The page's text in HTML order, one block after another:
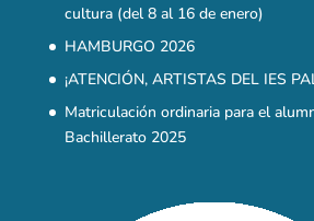
cultura (del 8 al 16 de enero)
HAMBURGO 2026
¡ATENCIÓN, ARTISTAS DEL IES
Matriculación ordinaria para el
Bachillerato 2025